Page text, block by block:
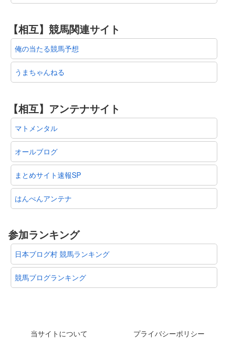
【相互】競馬関連サイト
俺の当たる競馬予想
うまちゃんねる
【相互】アンテナサイト
マトメンタル
オールブログ
まとめサイト速報SP
はんぺんアンテナ
参加ランキング
日本ブログ村 競馬ランキング
競馬ブログランキング
当サイトについて
プライバシーポリシー